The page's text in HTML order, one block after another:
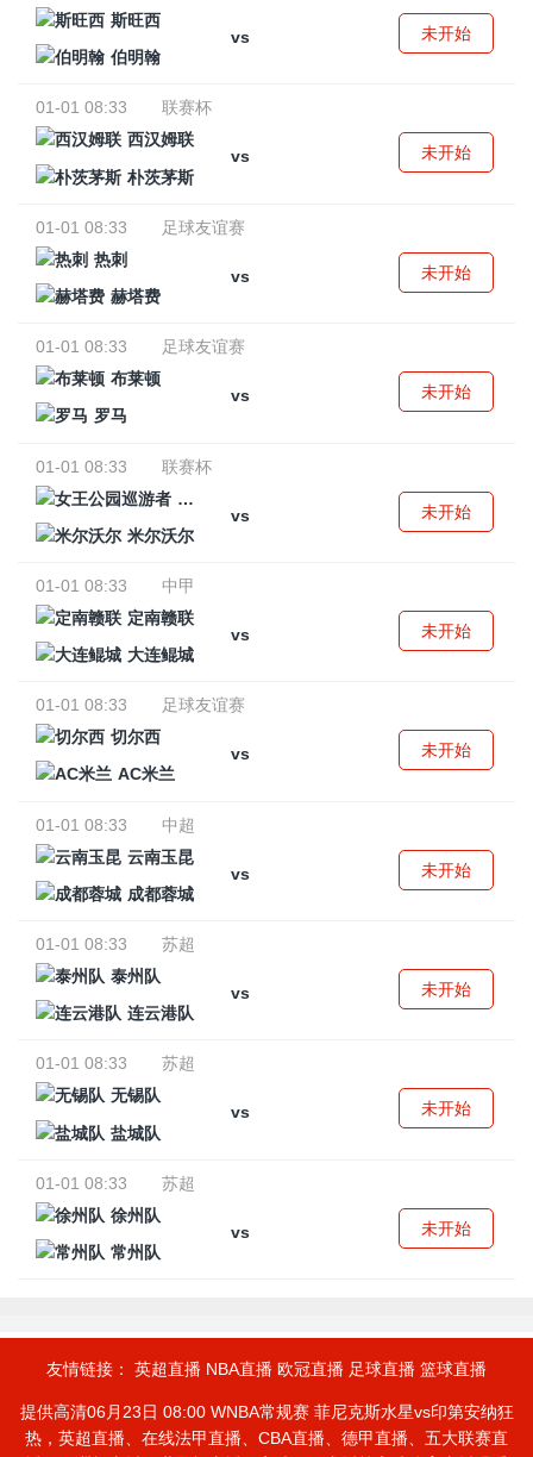
斯旺西
vs
伯明翰
未开始
01-01 08:33
联赛杯
西汉姆联
vs
朴茨茅斯
未开始
01-01 08:33
足球友谊赛
热刺
vs
赫塔费
未开始
01-01 08:33
足球友谊赛
布莱顿
vs
罗马
未开始
01-01 08:33
联赛杯
女王公园巡游者
vs
米尔沃尔
未开始
01-01 08:33
中甲
定南赣联
vs
大连鲲城
未开始
01-01 08:33
足球友谊赛
切尔西
vs
AC米兰
未开始
01-01 08:33
中超
云南玉昆
vs
成都蓉城
未开始
01-01 08:33
苏超
泰州队
vs
连云港队
未开始
01-01 08:33
苏超
无锡队
vs
盐城队
未开始
01-01 08:33
苏超
徐州队
vs
常州队
未开始
友情链接： 英超直播 NBA直播 欧冠直播 足球直播 篮球直播
提供高清06月23日 08:00 WNBA常规赛 菲尼克斯水星vs印第安纳狂
热，英超直播、在线法甲直播、CBA直播、德甲直播、五大联赛直